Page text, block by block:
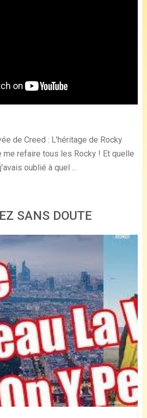
de Creed : L'héritage de Rocky
me refaire tous les Rocky ! Et quelle
oublié à quel ...
SANS DOUTE